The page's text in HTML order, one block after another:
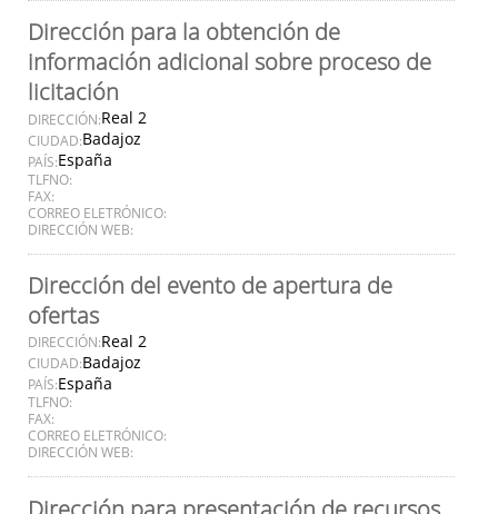
Dirección para la obtención de
información adicional sobre proceso de
licitación
DIRECCIÓN:Real 2
CIUDAD:Badajoz
PAÍS:España
TLFNO:
FAX:
CORREO ELETRÓNICO:
DIRECCIÓN WEB:
Dirección del evento de apertura de
ofertas
DIRECCIÓN:Real 2
CIUDAD:Badajoz
PAÍS:España
TLFNO:
FAX:
CORREO ELETRÓNICO:
DIRECCIÓN WEB: